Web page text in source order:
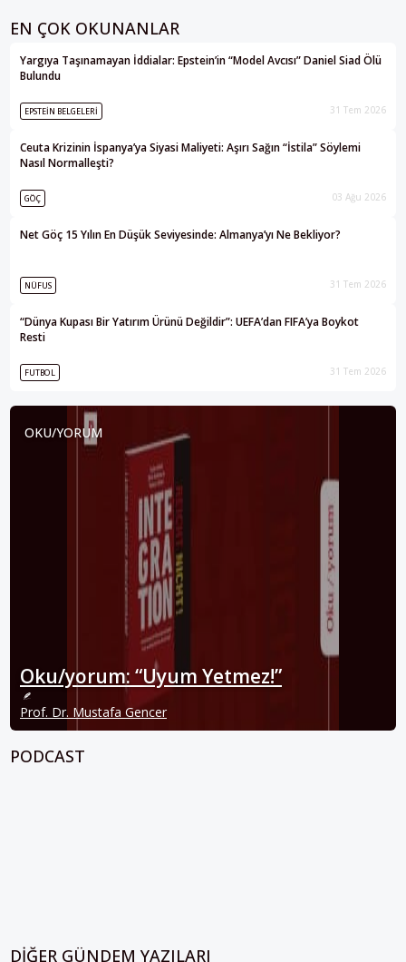
EN ÇOK OKUNANLAR
Yargıya Taşınamayan İddialar: Epstein’in “Model Avcısı” Daniel Siad Ölü
Bulundu
EPSTEIN BELGELERI 31 Tem 2026
Ceuta Krizinin İspanya’ya Siyasi Maliyeti: Aşırı Sağın “İstila” Söylemi
Nasıl Normalleşti?
GÖÇ 03 Ağu 2026
Net Göç 15 Yılın En Düşük Seviyesinde: Almanya’yı Ne Bekliyor?
NÜFUS 31 Tem 2026
“Dünya Kupası Bir Yatırım Ürünü Değildir”: UEFA’dan FIFA’ya Boykot
Resti
FUTBOL 31 Tem 2026
OKU/YORUM
Oku/yorum: “Uyum Yetmez!”
Prof. Dr. Mustafa Gencer
PODCAST
DIĞER GÜNDEM YAZILARI